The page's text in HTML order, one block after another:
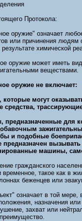
Протокола:
оружие" означает
или причинения людям
химической
оружие может иметь
веществами.
оружие не включает:
могут
средства,
предназначенные для
и подобные
предназначен
машины,
гражданского
временное, такое как в
беженцев или
означает в той мере,
назначения
захват или